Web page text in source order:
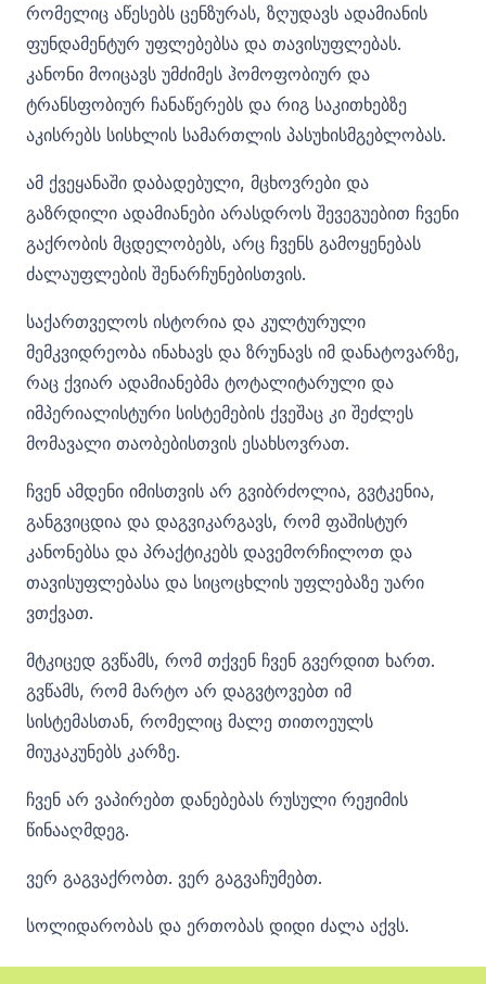
რომელიც აწესებს ცენზურას, ზღუდავს ადამიანის
ფუნდამენტურ უფლებებსა და თავისუფლებას.
კანონი მოიცავს უმძიმეს ჰომოფობიურ და
ტრანსფობიურ ჩანაწერებს და რიგ საკითხებზე
აკისრებს სისხლის სამართლის პასუხისმგებლობას.
ამ ქვეყანაში დაბადებული, მცხოვრები და
გაზრდილი ადამიანები არასდროს შევეგუებით ჩვენი
გაქრობის მცდელობებს, არც ჩვენს გამოყენებას
ძალაუფლების შენარჩუნებისთვის.
საქართველოს ისტორია და კულტურული
მემკვიდრეობა ინახავს და ზრუნავს იმ დანატოვარზე,
რაც ქვიარ ადამიანებმა ტოტალიტარული და
იმპერიალისტური სისტემების ქვეშაც კი შეძლეს
მომავალი თაობებისთვის ესახსოვრათ.
ჩვენ ამდენი იმისთვის არ გვიბრძოლია, გვტკენია,
განგვიცდია და დაგვიკარგავს, რომ ფაშისტურ
კანონებსა და პრაქტიკებს დავემორჩილოთ და
თავისუფლებასა და სიცოცხლის უფლებაზე უარი
ვთქვათ.
მტკიცედ გვწამს, რომ თქვენ ჩვენ გვერდით ხართ.
გვწამს, რომ მარტო არ დაგვტოვებთ იმ
სისტემასთან, რომელიც მალე თითოეულს
მიუკაკუნებს კარზე.
ჩვენ არ ვაპირებთ დანებებას რუსული რეჟიმის
წინააღმდეგ.
ვერ გაგვაქრობთ. ვერ გაგვაჩუმებთ.
სოლიდარობას და ერთობას დიდი ძალა აქვს.